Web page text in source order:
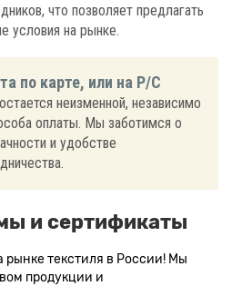
что позволяет предлагать
условия на рынке.
по карте, или на Р/С
неизменной, независимо
оплаты. Мы заботимся о
и удобстве
и сертификаты
текстиля в России! Мы
продукции и